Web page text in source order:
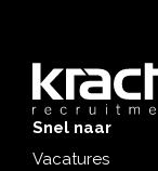
Snel naar
Vacatures